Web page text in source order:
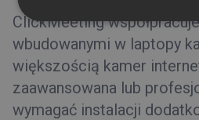
ClickMeeting
wbudowanymi w laptopy
większością kamer
zaawansowana lub
wymagać instalacji